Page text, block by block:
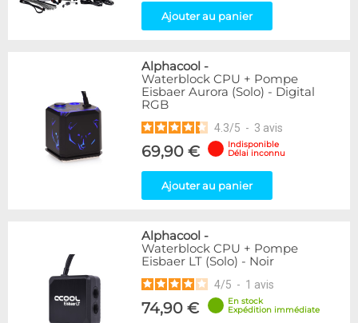
Ajouter au panier
Alphacool -
Waterblock CPU + Pompe
Eisbaer Aurora (Solo) - Digital
RGB
4.3/5 - 3 avis
69,90 €
Indisponible
Délai inconnu
Ajouter au panier
Alphacool -
Waterblock CPU + Pompe
Eisbaer LT (Solo) - Noir
4/5 - 1 avis
74,90 €
En stock
Expédition immédiate